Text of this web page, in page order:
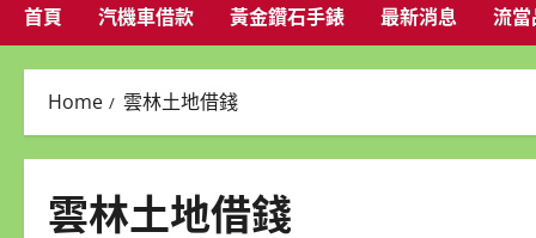
首頁 汽機車借款 黃金鑽石手錶 最新消息 流
Home 雲林土地借錢
雲林土地借錢